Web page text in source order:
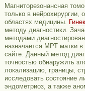
Магниторезонансная
только в нейрохирургии,
областях медицины.
методу диагностики.
методами
назначается МРТ матки
сайте. Данный метод
точностью обнаружить
локализацию, границы,
исследовать состояние
эндометриоз, а также